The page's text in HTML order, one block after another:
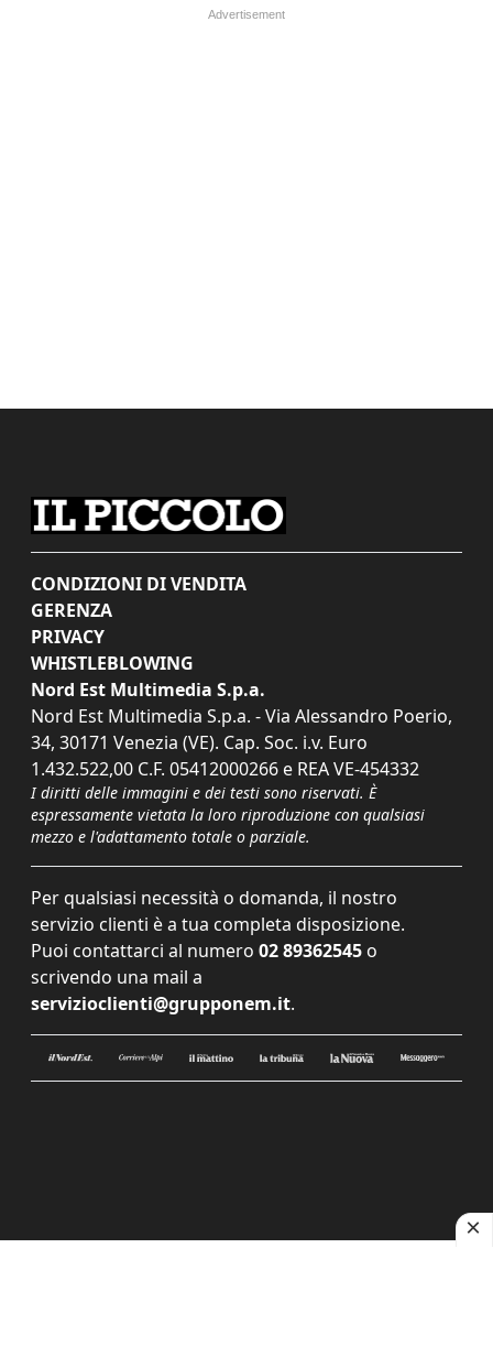
CONDIZIONI DI VENDITA
GERENZA
PRIVACY
WHISTLEBLOWING
Nord Est Multimedia S.p.a.
Nord Est Multimedia S.p.a. - Via Alessandro Poerio,
34, 30171 Venezia (VE). Cap. Soc. i.v. Euro
1.432.522,00 C.F. 05412000266 e REA VE-454332
I diritti delle immagini e dei testi sono riservati. È
espressamente vietata la loro riproduzione con qualsiasi
mezzo e l'adattamento totale o parziale.
Per qualsiasi necessità o domanda, il nostro
servizio clienti è a tua completa disposizione.
Puoi contattarci al numero 02 89362545 o
scrivendo una mail a
servizioclienti@grupponem.it.